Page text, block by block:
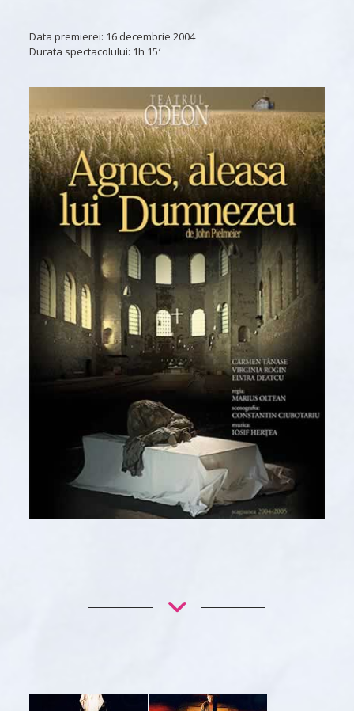
Data premierei: 16 decembrie 2004
Durata spectacolului: 1h 15′